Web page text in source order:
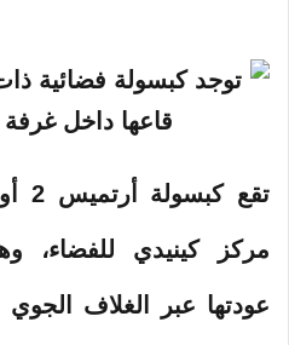
مركز كينيدي للفضاء،
عودتها عبر الغلاف